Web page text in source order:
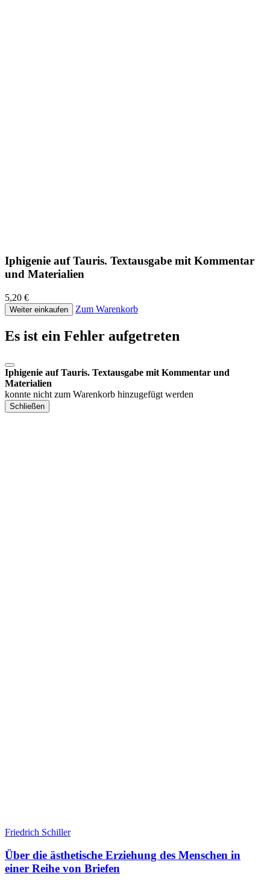
Iphigenie auf Tauris. Textausgabe mit Kommentar
und Materialien
5,20 €
Weiter einkaufen Zum Warenkorb
Es ist ein Fehler aufgetreten
Iphigenie auf Tauris. Textausgabe mit Kommentar und
Materialien
konnte nicht zum Warenkorb hinzugefügt werden
Schließen
Friedrich Schiller
Über die ästhetische Erziehung des Menschen in
einer Reihe von Briefen